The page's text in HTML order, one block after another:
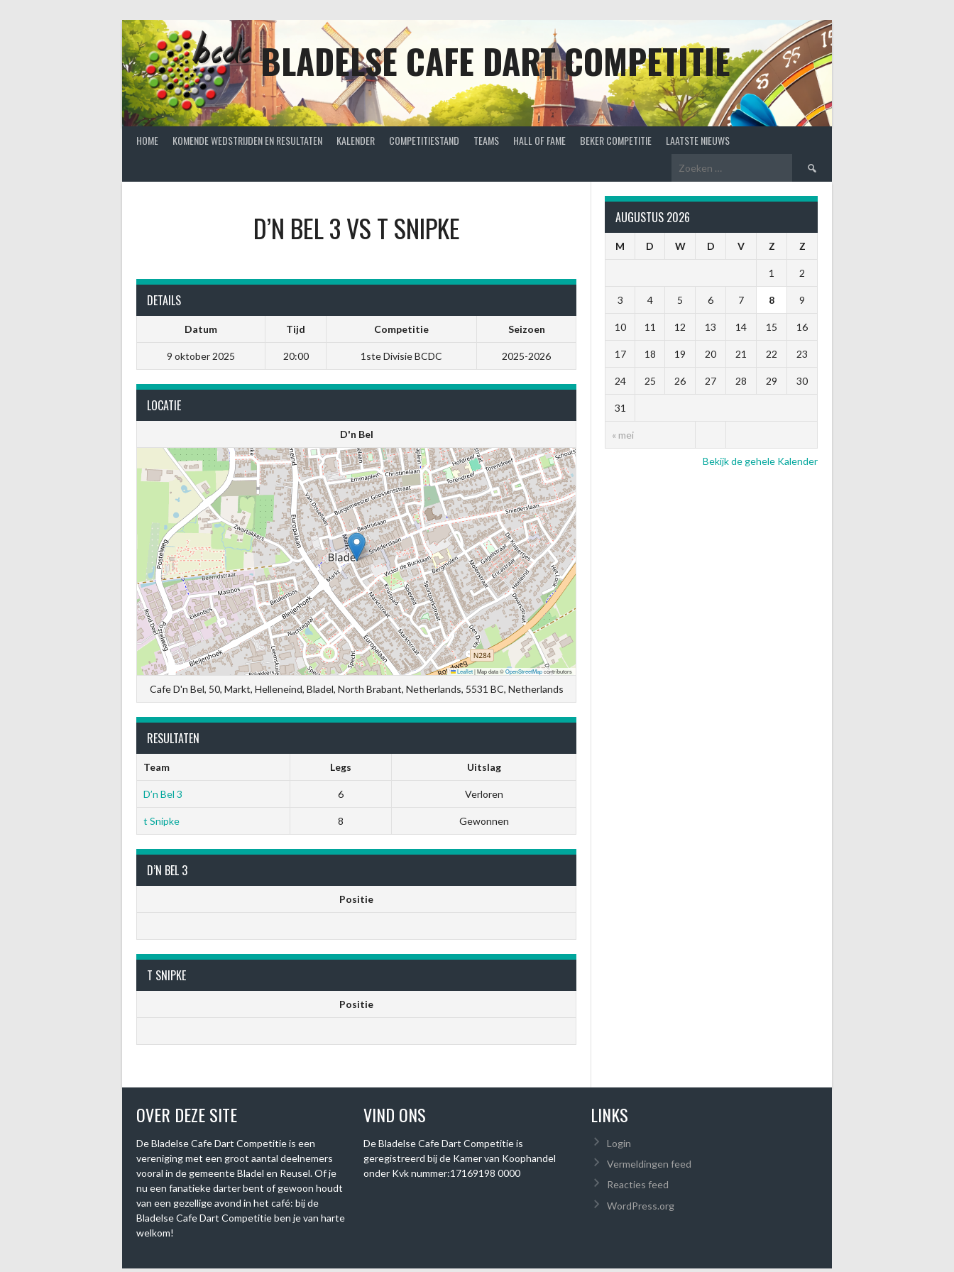
BLADELSE CAFE DART COMPETITIE
HOME KOMENDE WEDSTRIJDEN EN RESULTATEN KALENDER COMPETITIESTAND TEAMS HALL OF FAME BEKER COMPETITIE LAATSTE NIEUWS
Zoeken
D’N BEL 3VST SNIPKE
DETAILS
Datum Tijd Competitie Seizoen
9 oktober 2025 20:00 1ste Divisie BCDC 2025-2026
LOCATIE
D'n Bel
Leaflet|Map data ©OpenStreetMapcontributors
Cafe D'n Bel, 50, Markt, Helleneind, Bladel, North Brabant, Netherlands, 5531 BC, Netherlands
RESULTATEN
Team Legs Uitslag
D’n Bel 3 6 Verloren
t Snipke 8 Gewonnen
D’N BEL 3
Positie
T SNIPKE
Positie
AUGUSTUS 2026
M D W D V Z Z
« mei
1 2
3 4 5 6 7 8 9
10 11 12 13 14 15 16
17 18 19 20 21 22 23
24 25 26 27 28 29 30
31
Bekijk de gehele Kalender
OVER DEZE SITE
De Bladelse Cafe Dart Competitie is een
vereniging met een groot aantal deelnemers
vooral in de gemeente Bladel en Reusel. Of je
nu een fanatieke darter bent of gewoon houdt
van een gezellige avond in het café: bij de
Bladelse Cafe Dart Competitie ben je van harte
welkom!
VIND ONS
De Bladelse Cafe Dart Competitie is
geregistreerd bij de Kamer van Koophandel
onder Kvk nummer:17169198 0000
LINKS
Login
Vermeldingen feed
Reacties feed
WordPress.org